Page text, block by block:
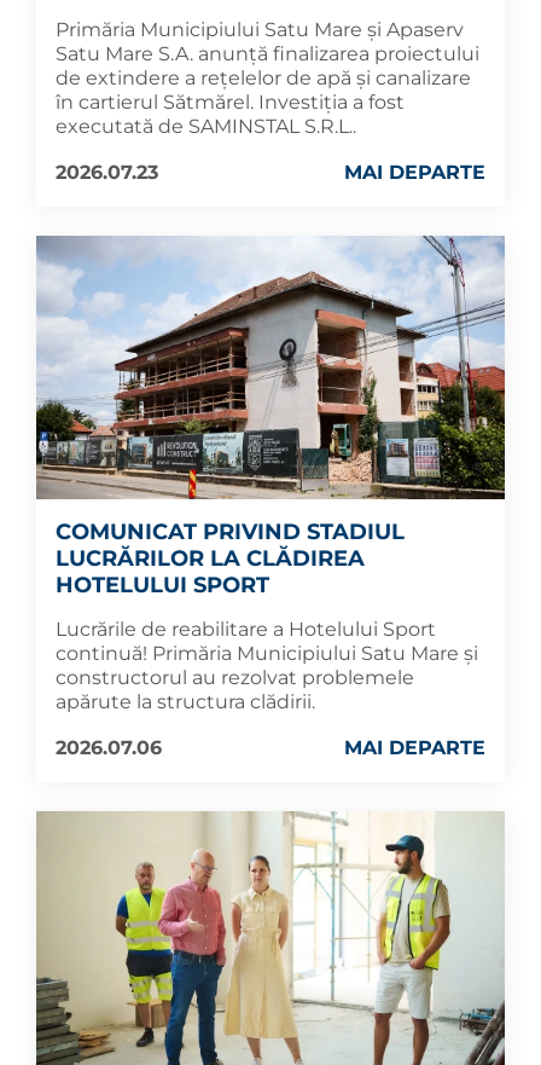
Primăria Municipiului Satu Mare și Apaserv
Satu Mare S.A. anunță finalizarea proiectului
de extindere a rețelelor de apă și canalizare
în cartierul Sătmărel. Investiția a fost
executată de SAMINSTAL S.R.L..
2026.07.23
MAI DEPARTE
COMUNICAT PRIVIND STADIUL
LUCRĂRILOR LA CLĂDIREA
HOTELULUI SPORT
Lucrările de reabilitare a Hotelului Sport
continuă! Primăria Municipiului Satu Mare și
constructorul au rezolvat problemele
apărute la structura clădirii.
2026.07.06
MAI DEPARTE